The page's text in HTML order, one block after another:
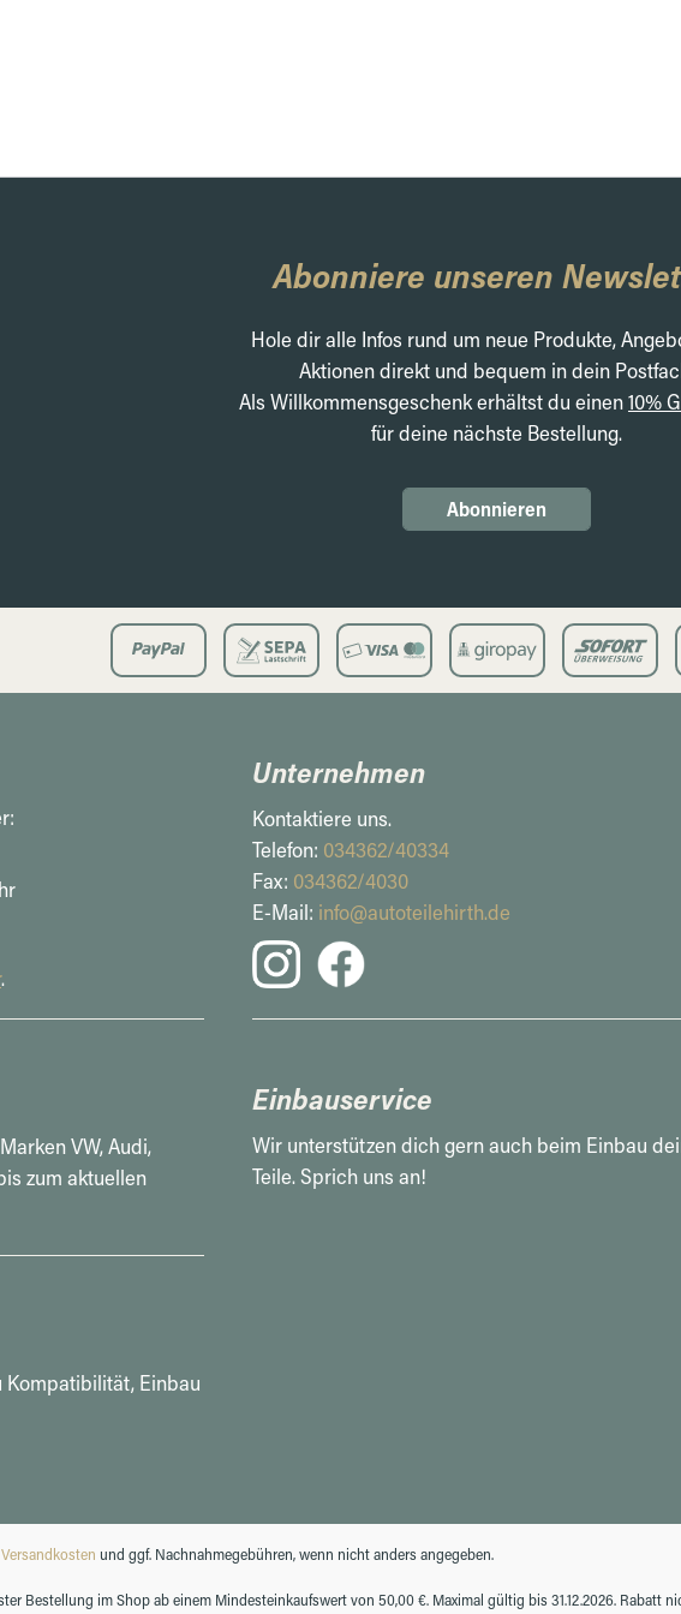
Abonniere unseren
Hole dir alle Infos rund um neue Produkte,
Aktionen direkt und bequem in dein
Als Willkommensgeschenk erhältst du einen10%
für deine nächste Bestellung.
Abonnieren
.
Unternehmen
Kontaktiere uns.
Telefon: 034362/40334
Fax: 034362/4030
E-Mail: info@autoteilehirth.de
VW, Audi,
zum aktuellen
Einbauservice
Wir unterstützen dich gern auch beim Einbau
Teile. Sprich uns an!
Kompatibilität, Einbau
Versandkosten und ggf. Nachnahmegebühren, wenn nicht anders angegeben.
Bestellung im Shop ab einem Mindesteinkaufswert von 50,00 €. Maximal gültig bis 31.12.2026.